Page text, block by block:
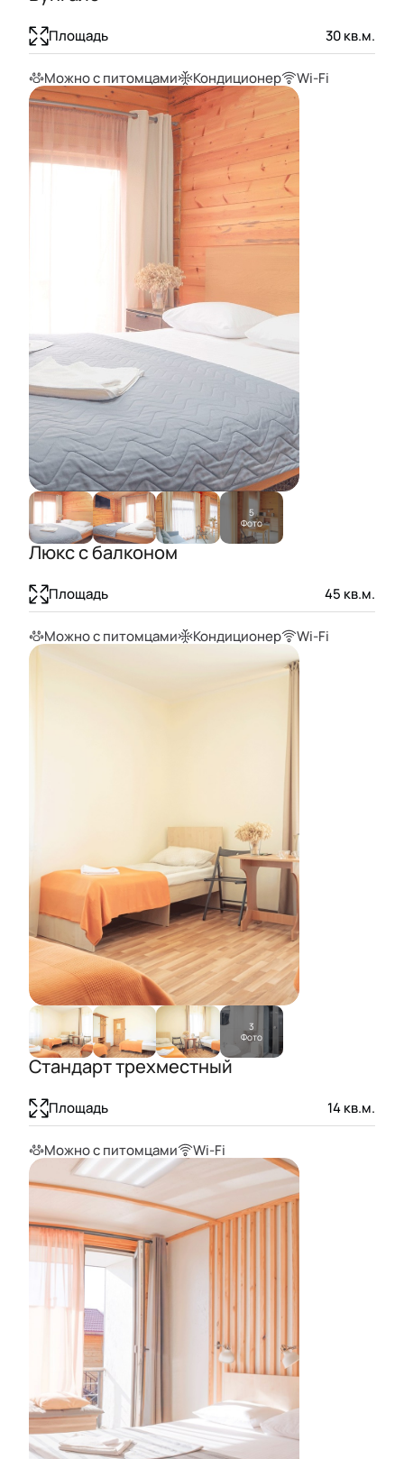
Площадь 30кв.м.
Можно с питомцами Кондиционер Wi-Fi
5
Фото
Люкс с балконом
Площадь 45 кв.м.
Можно с питомцами Кондиционер Wi-Fi
3
Фото
Стандарт трехместный
Площадь 14кв.м.
Можно с питомцами Wi-Fi